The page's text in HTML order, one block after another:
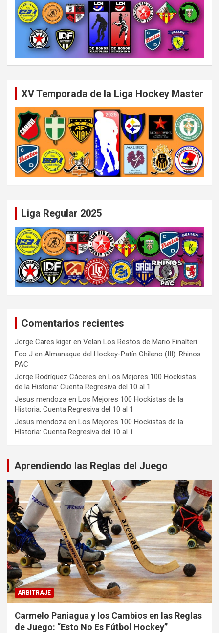
XV Temporada de la Liga Hockey Master
Liga Regular 2025
Comentarios recientes
Jorge Cares kiger en Velan Los Restos de Mario Finalteri
Fco J en Almanaque del Hockey-Patín Chileno (III): Rhinos
PAC
Jorge Rodríguez Cáceres en Los Mejores 100 Hockistas
de la Historia: Cuenta Regresiva del 10 al 1
Jesus mendoza en Los Mejores 100 Hockistas de la
Historia: Cuenta Regresiva del 10 al 1
Jesus mendoza en Los Mejores 100 Hockistas de la
Historia: Cuenta Regresiva del 10 al 1
Aprendiendo las Reglas del Juego
ARBITRAJE
Carmelo Paniagua y los Cambios en las Reglas
de Juego: “Esto No Es Fútbol Hockey”